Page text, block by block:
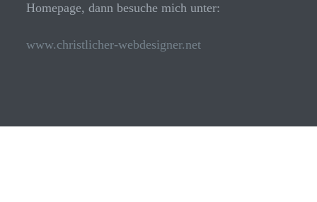
Homepage, dann besuche mich unter:
www.christlicher-webdesigner.net